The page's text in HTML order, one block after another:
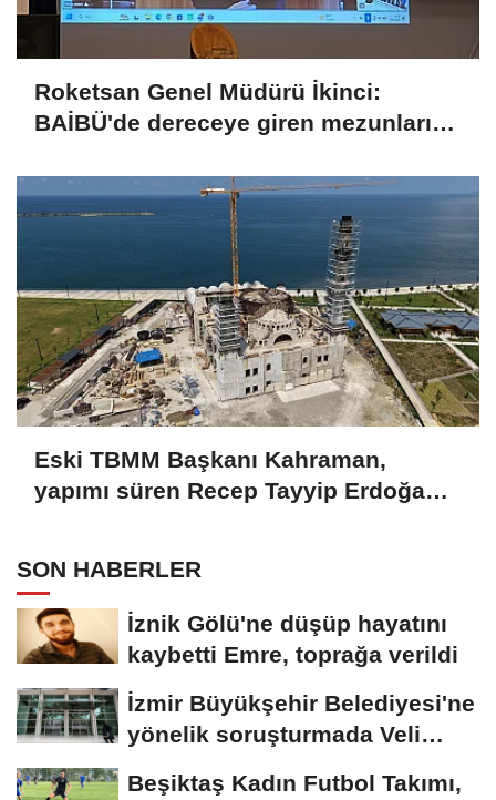
Roketsan Genel Müdürü İkinci:
BAİBÜ'de dereceye giren mezunları
Eski TBMM Başkanı Kahraman,
yapımı süren Recep Tayyip Erdoğan
SON HABERLER
İznik Gölü'ne düşüp hayatını
kaybetti Emre, toprağa verildi
İzmir Büyükşehir Belediyesi'ne
yönelik soruşturmada Veli
Beşiktaş Kadın Futbol Takımı,